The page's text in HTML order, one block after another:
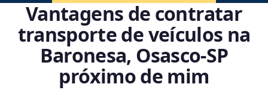
Vantagens de contratar
transporte de veículos na
Baronesa, Osasco‑SP
próximo de mim